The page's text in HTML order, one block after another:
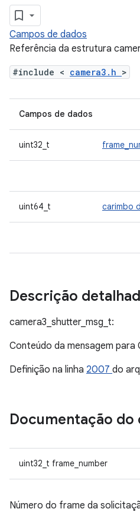
Campos de dados
Referência da estrutura
#include < camera3.h >
Campos de dados
uint32_t
uint64_t carimbo
Descrição
camera3_shutter_msg_t:
Conteúdo da mensagem para
Definição na linha 2007 do
Documentação do
uint32_t frame_number
Número do frame da